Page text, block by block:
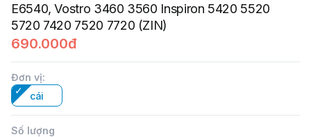
E6540, Vostro 3460 3560 Inspiron 5420 5520
5720 7420 7520 7720 (ZIN)
690.000đ
Đơn vị:
cái
Số lượng